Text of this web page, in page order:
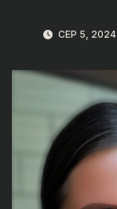
СЕР 5, 2024